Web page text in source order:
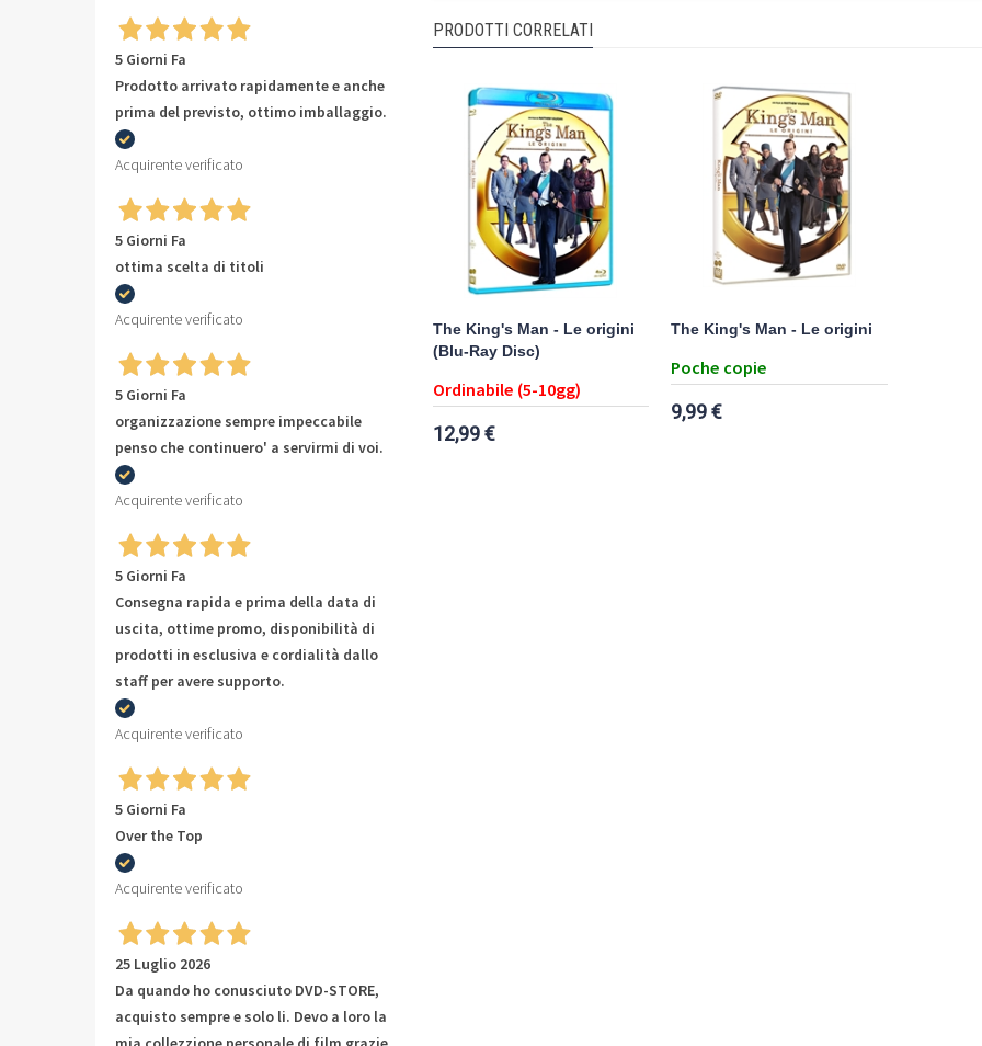
PRODOTTI CORRELATI
The King's Man - Le origini
(Blu-Ray Disc)
Ordinabile (5-10gg)
12,99 €
The King's Man - Le origini
Poche copie
9,99 €
5 Giorni Fa
Prodotto arrivato rapidamente e anche
prima del previsto, ottimo imballaggio.
Acquirente verificato
5 Giorni Fa
ottima scelta di titoli
Acquirente verificato
5 Giorni Fa
organizzazione sempre impeccabile
penso che continuero' a servirmi di voi.
Acquirente verificato
5 Giorni Fa
Consegna rapida e prima della data di
uscita, ottime promo, disponibilità di
prodotti in esclusiva e cordialità dallo
staff per avere supporto.
Acquirente verificato
5 Giorni Fa
Over the Top
Acquirente verificato
25 Luglio 2026
Da quando ho conusciuto DVD-STORE,
acquisto sempre e solo li. Devo a loro la